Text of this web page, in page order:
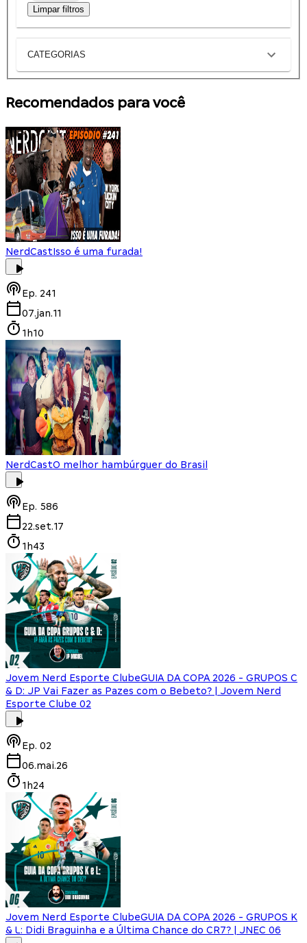
Limpar filtros
CATEGORIAS
Recomendados para você
NerdCastIsso é uma furada!
Ep. 241
07.jan.11
1h10
NerdCastO melhor hambúrguer do Brasil
Ep. 586
22.set.17
1h43
Jovem Nerd Esporte ClubeGUIA DA COPA 2026 - GRUPOS C
& D: JP Vai Fazer as Pazes com o Bebeto? | Jovem Nerd
Esporte Clube 02
Ep. 02
06.mai.26
1h24
Jovem Nerd Esporte ClubeGUIA DA COPA 2026 - GRUPOS K
& L: Didi Braguinha e a Última Chance do CR7? | JNEC 06